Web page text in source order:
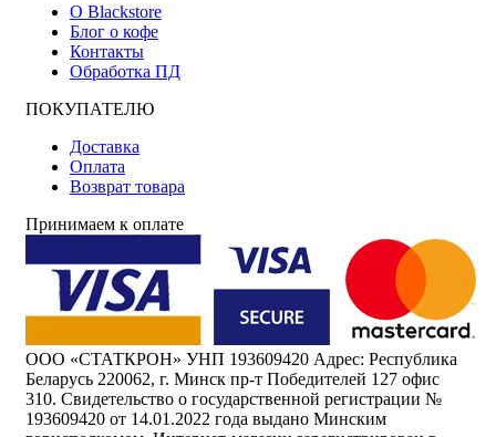
О Blackstore
Блог о кофе
Контакты
Обработка ПД
ПОКУПАТЕЛЮ
Доставка
Оплата
Возврат товара
Принимаем к оплате
ООО «СТАТКРОН» УНП 193609420 Адрес: Республика
Беларусь 220062, г. Минск пр-т Победителей 127 офис
310. Свидетельство о государственной регистрации №
193609420 от 14.01.2022 года выдано Минским